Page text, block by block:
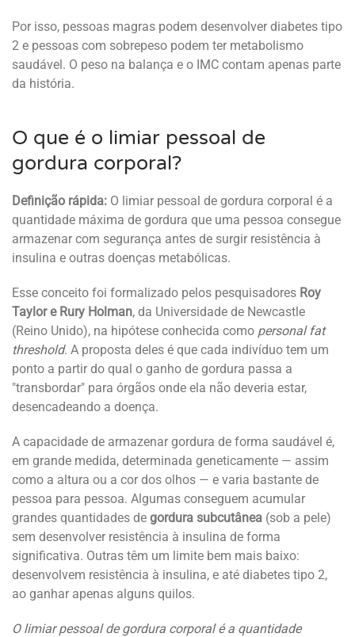
Por isso, pessoas magras podem desenvolver diabetes tipo
2 e pessoas com sobrepeso podem ter metabolismo
saudável. O peso na balança e o IMC contam apenas parte
da história.
O que é o limiar pessoal de
gordura corporal?
Definição rápida: O limiar pessoal de gordura corporal é a
quantidade máxima de gordura que uma pessoa consegue
armazenar com segurança antes de surgir resistência à
insulina e outras doenças metabólicas.
Esse conceito foi formalizado pelos pesquisadores Roy
Taylor e Rury Holman, da Universidade de Newcastle
(Reino Unido), na hipótese conhecida como personal fat
threshold. A proposta deles é que cada indivíduo tem um
ponto a partir do qual o ganho de gordura passa a
"transbordar" para órgãos onde ela não deveria estar,
desencadeando a doença.
A capacidade de armazenar gordura de forma saudável é,
em grande medida, determinada geneticamente — assim
como a altura ou a cor dos olhos — e varia bastante de
pessoa para pessoa. Algumas conseguem acumular
grandes quantidades de gordura subcutânea (sob a pele)
sem desenvolver resistência à insulina de forma
significativa. Outras têm um limite bem mais baixo:
desenvolvem resistência à insulina, e até diabetes tipo 2,
ao ganhar apenas alguns quilos.
O limiar pessoal de gordura corporal é a quantidade